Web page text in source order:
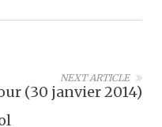
NEXT ARTICLE
(30 janvier 2014)